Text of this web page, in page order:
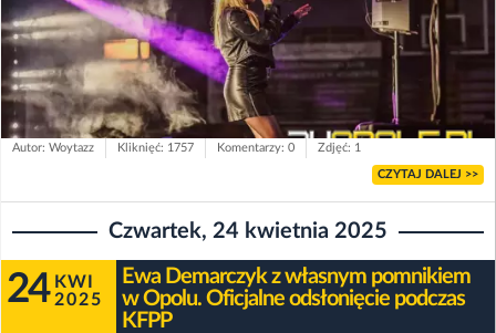
Autor: Woytazz Kliknięć: 1757 Komentarzy: 0 Zdjęć: 1
CZYTAJ DALEJ >>
Czwartek, 24 kwietnia 2025
24 KWI
2025
Ewa Demarczyk z własnym pomnikiem
w Opolu. Oficjalne odsłonięcie podczas
KFPP